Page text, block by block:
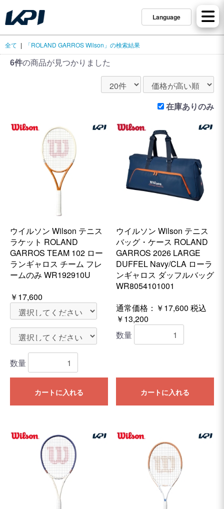
Language
全て | 「ROLAND GARROS Wilson」の検索結果
6件の商品が見つかりました
在庫ありのみ
ウイルソン Wilson テニス
ラケット ROLAND
GARROS TEAM 102 ロー
ランギャロス チーム フレ
ームのみ WR192910U
￥17,600
数量
カートに入れる
ウイルソン Wilson テニス
バッグ・ケース ROLAND
GARROS 2026 LARGE
DUFFEL Navy/CLA ローラ
ンギャロス ダッフルバッグ
WR8054101001
通常価格：￥17,600 税込
￥13,200
数量
カートに入れる